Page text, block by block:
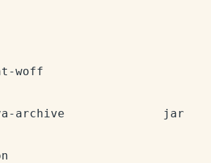
woff
archive              jar